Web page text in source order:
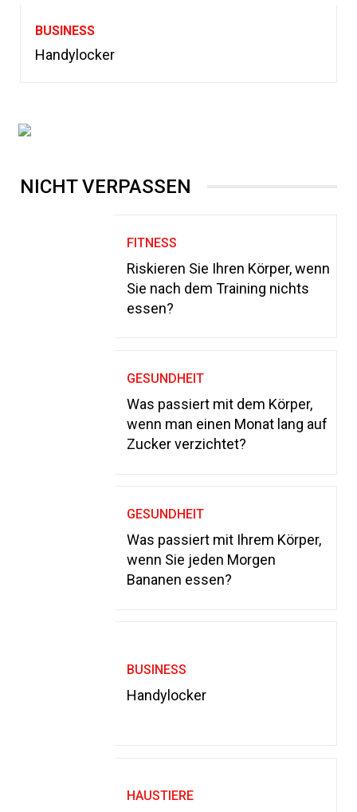
BUSINESS
Handylocker
NICHT VERPASSEN
FITNESS
Riskieren Sie Ihren Körper, wenn
Sie nach dem Training nichts
essen?
GESUNDHEIT
Was passiert mit dem Körper,
wenn man einen Monat lang auf
Zucker verzichtet?
GESUNDHEIT
Was passiert mit Ihrem Körper,
wenn Sie jeden Morgen
Bananen essen?
BUSINESS
Handylocker
HAUSTIERE